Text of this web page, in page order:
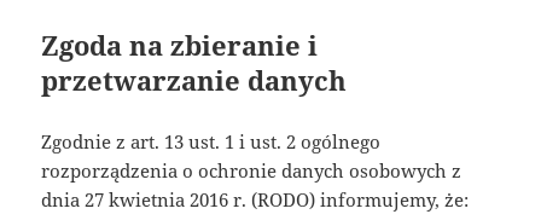
Zgoda na zbieranie i
przetwarzanie danych
Zgodnie z art. 13 ust. 1 i ust. 2 ogólnego
rozporządzenia o ochronie danych osobowych z
dnia 27 kwietnia 2016 r. (RODO) informujemy, że: